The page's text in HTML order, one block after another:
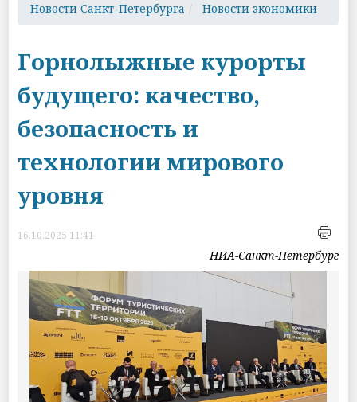
Новости Санкт-Петербурга Новости экономики
Горнолыжные курорты
будущего: качество,
безопасность и
технологии мирового
уровня
16.10.2025 11:41
НИА-Санкт-Петербург